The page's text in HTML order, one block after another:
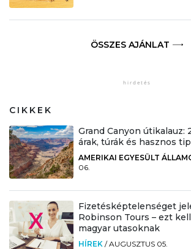
ÖSSZES AJÁNLAT
CIKKEK
Grand Canyon útikalauz:
árak, túrák és hasznos
AMERIKAI EGYESÜLT
06.
Fizetésképtelenséget
Robinson Tours – ezt
magyar utasoknak
HÍREK /AUGUSZTUS 05.